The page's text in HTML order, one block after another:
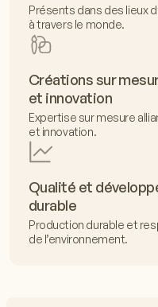
Présents dans des lieux
à travers le monde.
Créations sur
et innovation
Expertise sur mesure
et innovation.
Qualité et
durable
Production durable et
de l’environnement.